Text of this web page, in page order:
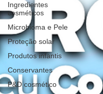
Ingredientes
cosméticos
Microbioma e Pele
Proteção solar
Produtos infantis
Conservantes
P&D cosmético